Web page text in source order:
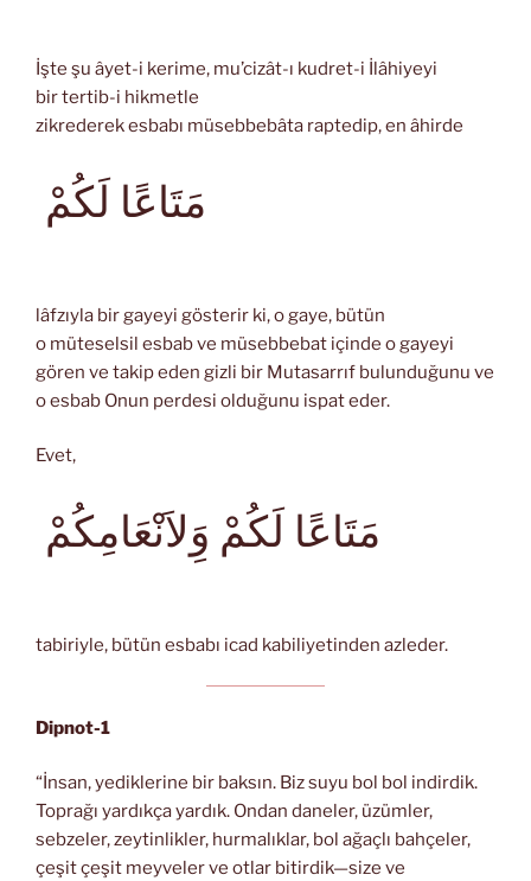
İşte şu âyet-i kerime, mu’cizât-ı kudret-i İlâhiyeyi
bir tertib-i hikmetle
zikrederek esbabı müsebbebâta raptedip, en âhirde
lâfzıyla bir gayeyi gösterir ki, o gaye, bütün
o müteselsil esbab ve müsebbebat içinde o gayeyi
gören ve takip eden gizli bir Mutasarrıf bulunduğunu ve
o esbab Onun perdesi olduğunu ispat eder.
Evet,
tabiriyle, bütün esbabı icad kabiliyetinden azleder.
Dipnot-1
“İnsan, yediklerine bir baksın. Biz suyu bol bol indirdik.
Toprağı yardıkça yardık. Ondan daneler, üzümler,
sebzeler, zeytinlikler, hurmalıklar, bol ağaçlı bahçeler,
çeşit çeşit meyveler ve otlar bitirdik—size ve